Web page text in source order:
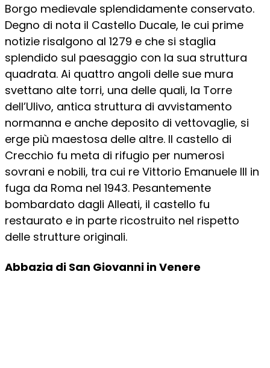
Borgo medievale splendidamente conservato.
Degno di nota il Castello Ducale, le cui prime
notizie risalgono al 1279 e che si staglia
splendido sul paesaggio con la sua struttura
quadrata. Ai quattro angoli delle sue mura
svettano alte torri, una delle quali, la Torre
dell’Ulivo, antica struttura di avvistamento
normanna e anche deposito di vettovaglie, si
erge più maestosa delle altre. Il castello di
Crecchio fu meta di rifugio per numerosi
sovrani e nobili, tra cui re Vittorio Emanuele III in
fuga da Roma nel 1943. Pesantemente
bombardato dagli Alleati, il castello fu
restaurato e in parte ricostruito nel rispetto
delle strutture originali.
Abbazia di San Giovanni in Venere